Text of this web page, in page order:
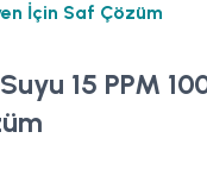
İçin Saf Çözüm
15 PPM